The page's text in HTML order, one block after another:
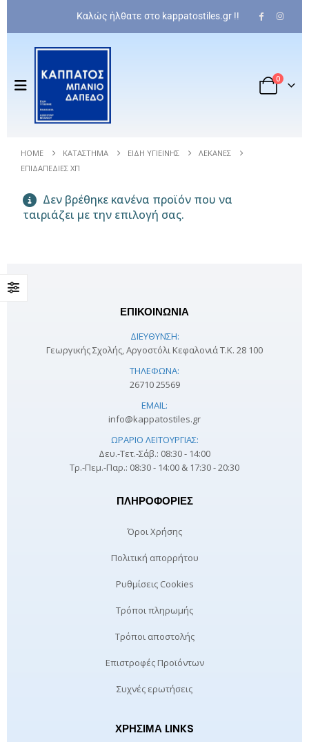
Καλώς ήλθατε στο kappatostiles.gr !!
0
HOME ΚΑΤΆΣΤΗΜΑ ΕΊΔΗ ΥΓΙΕΙΝΉΣ
ΛΕΚΆΝΕΣ
ΕΠΙΔΑΠΈΔΙΕΣ ΧΠ
Δεν βρέθηκε κανένα προϊόν που να
ταιριάζει με την επιλογή σας.
out of 5
36,00€
Olympia Bea Rimless
0out of 5
369,00 €
0 out of 5
ΕΠΙΚΟΙΝΩΝΙΑ
ΔΙΕΎΘΥΝΣΗ:
Γεωργικής Σχολής, Αργοστόλι Κεφαλονιά Τ.Κ. 28 100
ΤΗΛΈΦΩΝΑ:
26710 25569
EMAIL:
info@kappatostiles.gr
ΩΡΆΡΙΟ ΛΕΙΤΟΥΡΓΊΑΣ:
Δευ.-Τετ.-Σάβ.: 08:30 - 14:00
Τρ.-Πεμ.-Παρ.: 08:30 - 14:00 & 17:30 - 20:30
ΠΛΗΡΟΦΟΡΊΕΣ
Όροι Χρήσης
Πολιτική απορρήτου
Ρυθμίσεις Cookies
Τρόποι πληρωμής
Τρόποι αποστολής
Επιστροφές Προϊόντων
Συχνές ερωτήσεις
ΧΡΉΣΙΜΑ LINKS